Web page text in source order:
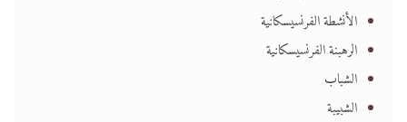
الأنشطة الفرنسيسكانية
الرهبنة الفرنسيسكانية
الشباب
الشبيبة